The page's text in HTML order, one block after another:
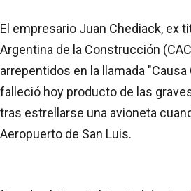
El empresario Juan Chediack, ex
Argentina de la Construcción
arrepentidos en la llamada "Causa
falleció hoy producto de las
tras estrellarse una avioneta
Aeropuerto de San Luis.